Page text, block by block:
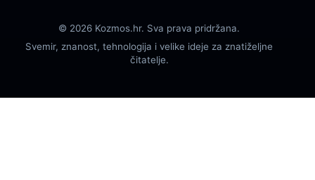
© 2026 Kozmos.hr. Sva prava pridržana.
Svemir, znanost, tehnologija i velike ideje za znatiželjne
čitatelje.